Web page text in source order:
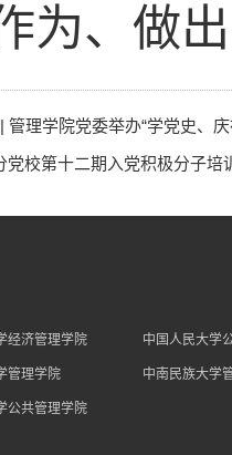
为、做
管理学院党委举办“学党史、
党校第十二期入党积极分子培
经济管理学院 中国人民大学
管理学院 中南民族大学
公共管理学院